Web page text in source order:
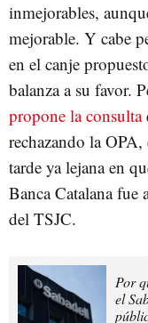
inmejorables,
mejorable. Y cabe
en el canje
balanza a su favor.
propone la consulta
rechazando la
tarde ya lejana en
Banca Catalana
del TSJC.
Por
el